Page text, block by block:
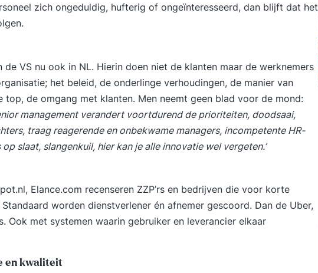
zich ongeduldig, hufterig of ongeïnteresseerd, dan blijft dat het
de VS nu ook in NL. Hierin doen niet de klanten maar de werknemers
het beleid, de onderlinge verhoudingen, de manier van
top, de omgang met klanten. Men neemt geen blad voor de mond:
management verandert voortdurend de prioriteiten, doodsaai,
traag reagerende en onbekwame managers, incompetente HR-
slaat, slangenkuil, hier kan je alle innovatie wel vergeten.’
Elance.com recenseren ZZP’rs en bedrijven die voor korte
worden dienstverlener én afnemer gescoord. Dan de Uber,
Ook met systemen waarin gebruiker en leverancier elkaar
en kwaliteit